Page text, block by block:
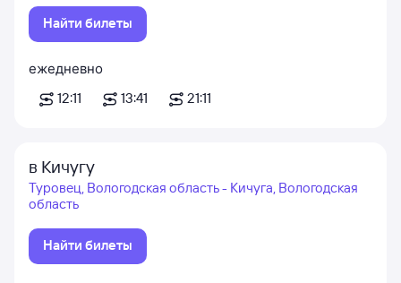
Найти билеты
ежедневно
12:11
13:41 21:11
в Кичугу
Туровец, Вологодская область - Кичуга, Вологодская
область
Найти билеты